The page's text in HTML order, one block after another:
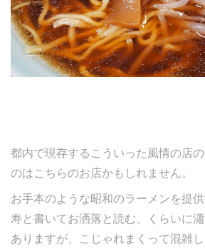
都内で現存するこういった風情の店
のはこちらのお店かもしれません。
お手本のような昭和のラーメンを提
寿と書いてお洒落と読む、くらいに
ありますが、こじゃれまくって混雑